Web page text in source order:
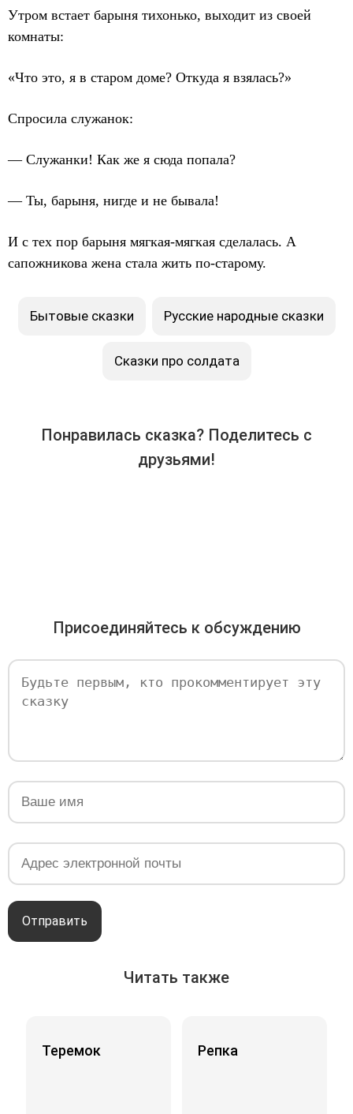
Утром встает барыня тихонько, выходит из своей
комнаты:
«Что это, я в старом доме? Откуда я взялась?»
Спросила служанок:
— Служанки! Как же я сюда попала?
— Ты, барыня, нигде и не бывала!
И с тех пор барыня мягкая-мягкая сделалась. А
сапожникова жена стала жить по-старому.
Бытовые сказки Русские народные сказки
Сказки про солдата
Понравилась сказка? Поделитесь с
друзьями!
Присоединяйтесь к обсуждению
Отправить
Читать также
Теремок Репка